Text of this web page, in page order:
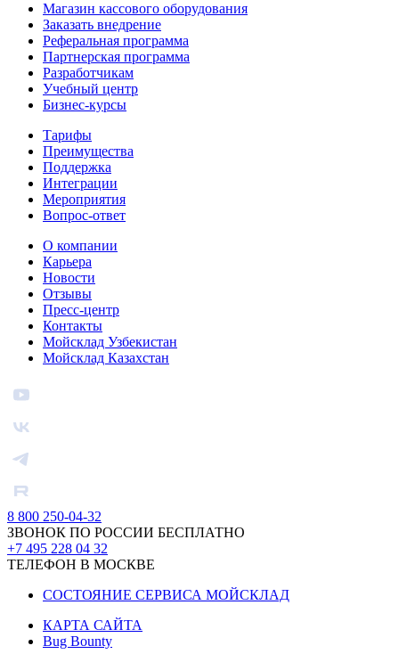
Магазин кассового оборудования
Заказать внедрение
Реферальная программа
Партнерская программа
Разработчикам
Учебный центр
Бизнес‑курсы
Тарифы
Преимущества
Поддержка
Интеграции
Мероприятия
Вопрос-ответ
О компании
Карьера
Новости
Отзывы
Пресс-центр
Контакты
Мойсклад Узбекистан
Мойсклад Казахстан
8 800 250-04-32
ЗВОНОК ПО РОССИИ БЕСПЛАТНО
+7 495 228 04 32
ТЕЛЕФОН В МОСКВЕ
СОСТОЯНИЕ СЕРВИСА МОЙСКЛАД
КАРТА САЙТА
Bug Bounty